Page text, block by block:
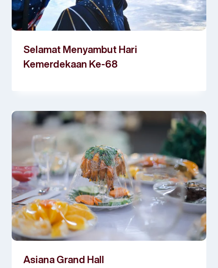
Selamat Menyambut Hari
Kemerdekaan Ke-68
Asiana Grand Hall